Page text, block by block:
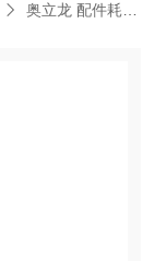
奥立龙 配件耗材